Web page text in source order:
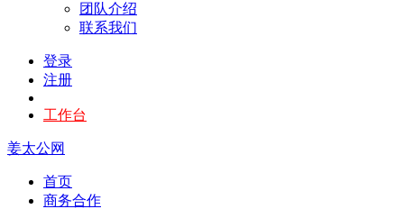
团队介绍
联系我们
登录
注册
工作台
姜太公网
首页
商务合作